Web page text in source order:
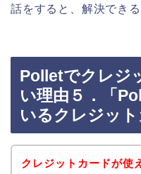
話をすると、解決できる
Polletでクレジ
い理由５．「
いるクレジット
クレジットカードが使